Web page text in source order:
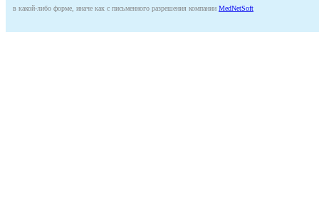
в какой-либо форме, иначе как с письменного разрешения компании MedNetSoft